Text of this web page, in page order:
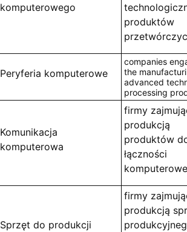
komputerowego
produktów
Peryferia komputerowe
companies
the
advanced
processing
Komunikacja
komputerowa
firmy
produkcją
produktów
łączności
Sprzęt do produkcji
firmy
produkcją